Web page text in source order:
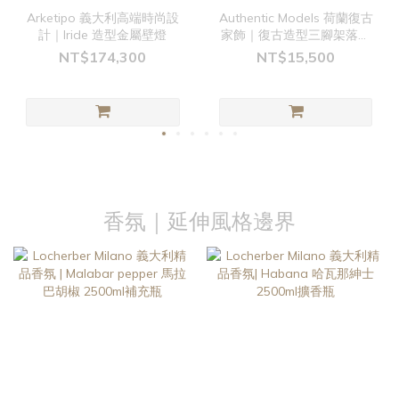
Arketipo 義大利高端時尚設
計｜Iride 造型金屬壁燈
NT$174,300
Authentic Models 荷蘭復古
家飾｜復古造型三腳架落地
燈
NT$15,500
香氛｜延伸風格邊界